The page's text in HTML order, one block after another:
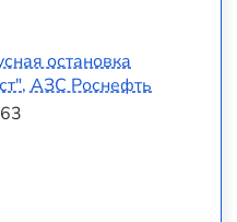
остановка
АЗС Роснефть